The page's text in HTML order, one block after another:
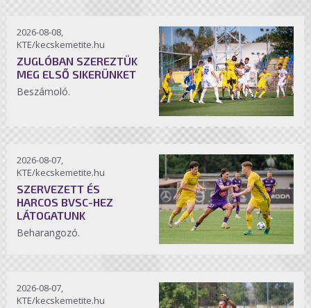
2026-08-08,
KTE/kecskemetite.hu
ZUGLÓBAN SZEREZTÜK
MEG ELSŐ SIKERÜNKET
Beszámoló.
2026-08-07,
KTE/kecskemetite.hu
SZERVEZETT ÉS
HARCOS BVSC-HEZ
LÁTOGATUNK
Beharangozó.
2026-08-07,
KTE/kecskemetite.hu